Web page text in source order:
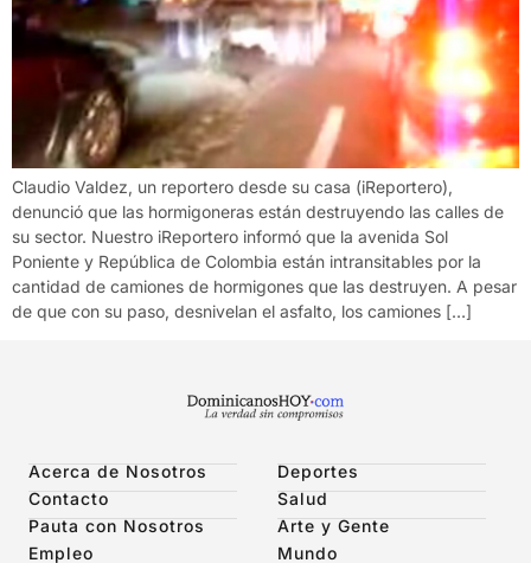
Claudio Valdez, un reportero desde su casa (iReportero),
denunció que las hormigoneras están destruyendo las calles de
su sector. Nuestro iReportero informó que la avenida Sol
Poniente y República de Colombia están intransitables por la
cantidad de camiones de hormigones que las destruyen. A pesar
de que con su paso, desnivelan el asfalto, los camiones […]
Acerca de Nosotros
Contacto
Pauta con Nosotros
Empleo
Deportes
Salud
Arte y Gente
Mundo